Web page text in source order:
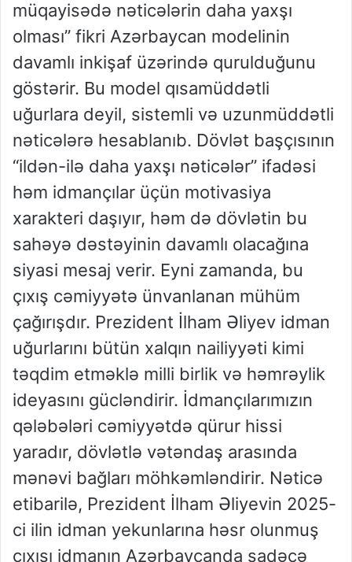
müqayisədə nəticələrin daha yaxşı
olması” fikri Azərbaycan modelinin
davamlı inkişaf üzərində qurulduğunu
göstərir. Bu model qısamüddətli
uğurlara deyil, sistemli və uzunmüddətli
nəticələrə hesablanıb. Dövlət başçısının
“ildən-ilə daha yaxşı nəticələr” ifadəsi
həm idmançılar üçün motivasiya
xarakteri daşıyır, həm də dövlətin bu
sahəyə dəstəyinin davamlı olacağına
siyasi mesaj verir. Eyni zamanda, bu
çıxış cəmiyyətə ünvanlanan mühüm
çağırışdır. Prezident İlham Əliyev idman
uğurlarını bütün xalqın nailiyyəti kimi
təqdim etməklə milli birlik və həmrəylik
ideyasını gücləndirir. İdmançılarımızın
qələbələri cəmiyyətdə qürur hissi
yaradır, dövlətlə vətəndaş arasında
mənəvi bağları möhkəmləndirir. Nəticə
etibarilə, Prezident İlham Əliyevin 2025-
ci ilin idman yekunlarına həsr olunmuş
çıxışı idmanın Azərbaycanda sadəcə